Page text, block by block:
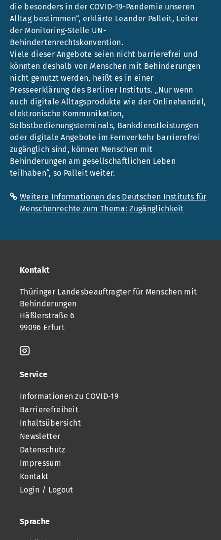
die besonders in der COVID-19-Pandemie unseren
Alltag bestimmen“, erklärte Leander Palleit, Leiter
der Monitoring-Stelle UN-
Behindertenrechtskonvention.
Viele dieser Angebote seien nicht barrierefrei und
könnten deshalb von Menschen mit Behinderungen
nicht genutzt werden, heißt es in einer
Presseerklärung des Berliner Instituts. „Nur wenn
auch digitale Alltagsprodukte wie der Onlinehandel,
elektronische Kommunikation,
Selbstbedienungsterminals, Bankdienstleistungen
oder digitale Angebote im Fernverkehr barrierefrei
zugänglich sind, können Menschen mit
Behinderungen am gesellschaftlichen Leben
teilhaben“, so Palleit weiter.
Weitere Informationen des Deutschen Instituts für
Menschenrechte zum Thema: Zugänglichkeit
Kontakt
Thüringer Landesbeauftragter für Menschen mit
Behinderungen
Häßlerstraße 6
99096 Erfurt
Service
Informationen zu COVID-19
Barrierefreiheit
Inhaltsübersicht
Newsletter
Datenschutz
Impressum
Kontakt
Login / Logout
Sprache